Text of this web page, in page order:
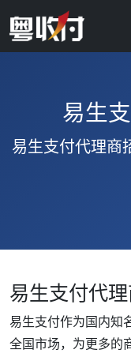
易生
易生支付代理商
易生支付代
易生支付作为国内知
全国市场，为更多的